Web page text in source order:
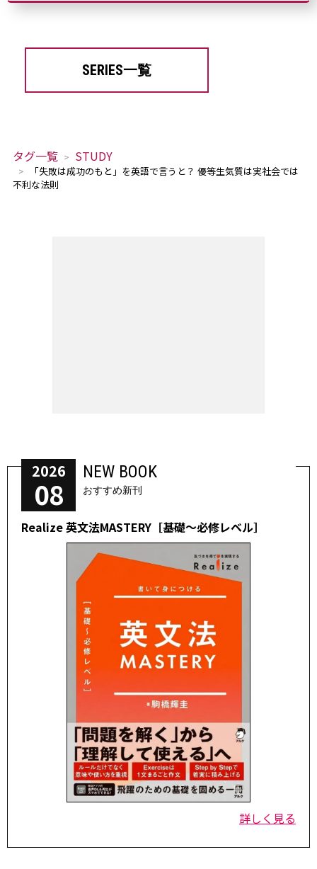
SERIES一覧
タグ一覧 STUDY
「失敗は成功のもと」を英語で言うと？ 優等生気質は実社会では
不利な法則
2026
08
NEW BOOK
おすすめ新刊
Realize 英文法MASTERY［基礎～必修レベル］
詳しく見る